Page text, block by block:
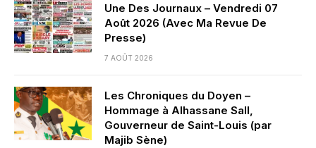
Une Des Journaux – Vendredi 07
Août 2026 (Avec Ma Revue De
Presse)
7 AOÛT 2026
Les Chroniques du Doyen –
Hommage à Alhassane Sall,
Gouverneur de Saint-Louis (par
Majib Sène)